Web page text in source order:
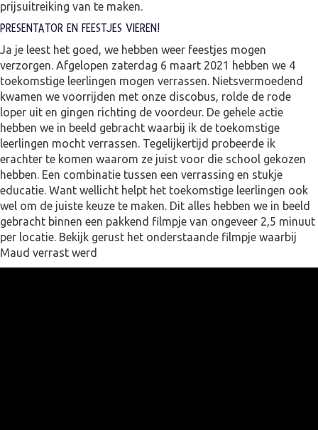
prijsuitreiking van te maken.
PRESENTATOR EN FEESTJES VIEREN!
Ja je leest het goed, we hebben weer feestjes mogen
verzorgen. Afgelopen zaterdag 6 maart 2021 hebben we 4
toekomstige leerlingen mogen verrassen. Nietsvermoedend
kwamen we voorrijden met onze discobus, rolde de rode
loper uit en gingen richting de voordeur. De gehele actie
hebben we in beeld gebracht waarbij ik de toekomstige
leerlingen mocht verrassen. Tegelijkertijd probeerde ik
erachter te komen waarom ze juist voor die school gekozen
hebben. Een combinatie tussen een verrassing en stukje
educatie. Want wellicht helpt het toekomstige leerlingen ook
wel om de juiste keuze te maken. Dit alles hebben we in beeld
gebracht binnen een pakkend filmpje van ongeveer 2,5 minuut
per locatie. Bekijk gerust het onderstaande filmpje waarbij
Maud verrast werd